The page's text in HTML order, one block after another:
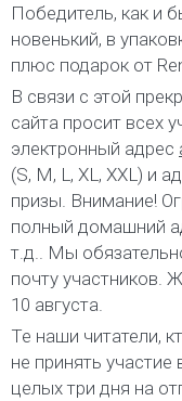
Победитель, как и
новенький, в
плюс подарок от
В связи с этой
сайта просит всех
электронный адрес
(S, M, L, XL, XXL) и
призы. Внимание!
полный домашний
т.д.. Мы
почту участников.
10 августа.
Те наши читатели,
не принять участие
целых три дня на